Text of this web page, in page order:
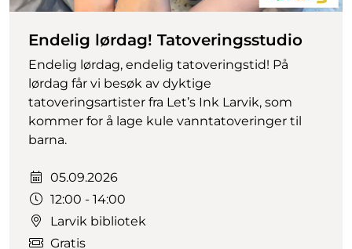
Endelig lørdag! Tatoveringsstudio
Endelig lørdag, endelig tatoveringstid! På
lørdag får vi besøk av dyktige
tatoveringsartister fra Let’s Ink Larvik, som
kommer for å lage kule vanntatoveringer til
barna.
Dato:
05.09.2026
Tidspunkt:
12:00 - 14:00
Larvik bibliotek
Gratis